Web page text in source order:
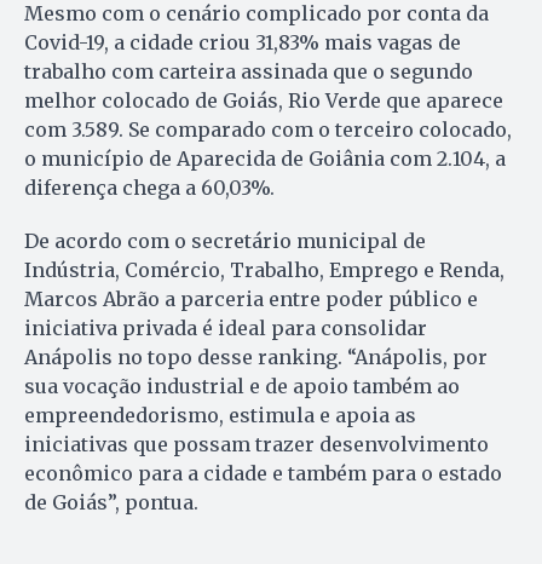
Mesmo com o cenário complicado por conta da
Covid-19, a cidade criou 31,83% mais vagas de
trabalho com carteira assinada que o segundo
melhor colocado de Goiás, Rio Verde que aparece
com 3.589. Se comparado com o terceiro colocado,
o município de Aparecida de Goiânia com 2.104, a
diferença chega a 60,03%.
De acordo com o secretário municipal de
Indústria, Comércio, Trabalho, Emprego e Renda,
Marcos Abrão a parceria entre poder público e
iniciativa privada é ideal para consolidar
Anápolis no topo desse ranking. “Anápolis, por
sua vocação industrial e de apoio também ao
empreendedorismo, estimula e apoia as
iniciativas que possam trazer desenvolvimento
econômico para a cidade e também para o estado
de Goiás”, pontua.